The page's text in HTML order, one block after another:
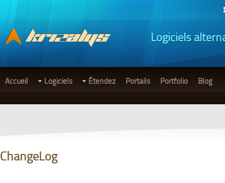
Logiciels
Accueil Logiciels Étendez Portails Portfolio Blog
ChangeLog